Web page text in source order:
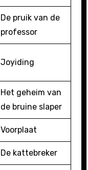
De pruik van de
professor
Joyiding
Het geheim van
de bruine slaper
Voorplaat
De kattebreker